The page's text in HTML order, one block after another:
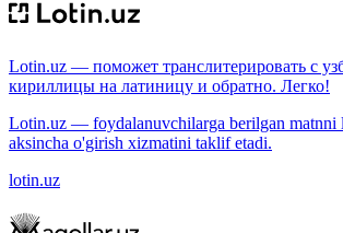
Lotin.uz — поможет транслитерировать с
кириллицы на латиницу и обратно. Легко!
Lotin.uz — foydalanuvchilarga berilgan matnni
aksincha o'girish xizmatini taklif etadi.
lotin.uz